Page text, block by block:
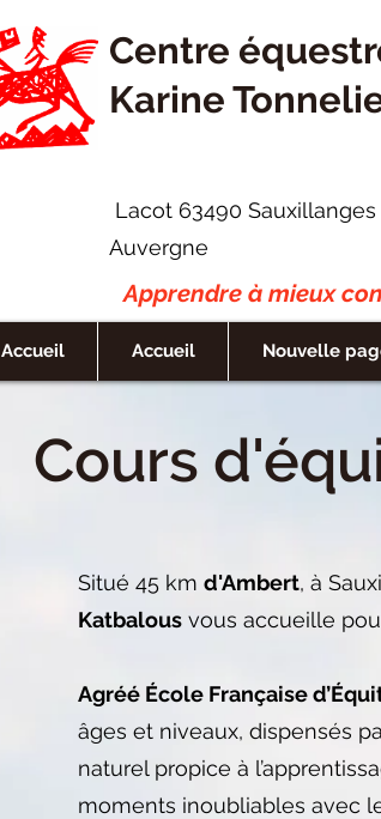
Centre
Karine
Lacot 63490
Auvergne
Apprendre à mieux
Accueil Accueil Nouvelle
Cours
Situé 45 km d'Ambert, à
Katbalous vous accueille
Agréé École Française
âges et niveaux, dispensés
naturel propice à
moments inoubliables avec